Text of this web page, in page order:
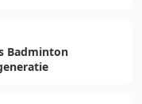
Badminton